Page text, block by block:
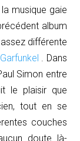
musique gaie
album
différente
. Dans
Simon entre
le plaisir que
tout en se
couches
doute là-